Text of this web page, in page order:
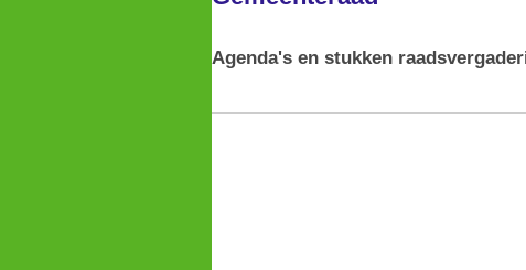
Agenda's en stukken